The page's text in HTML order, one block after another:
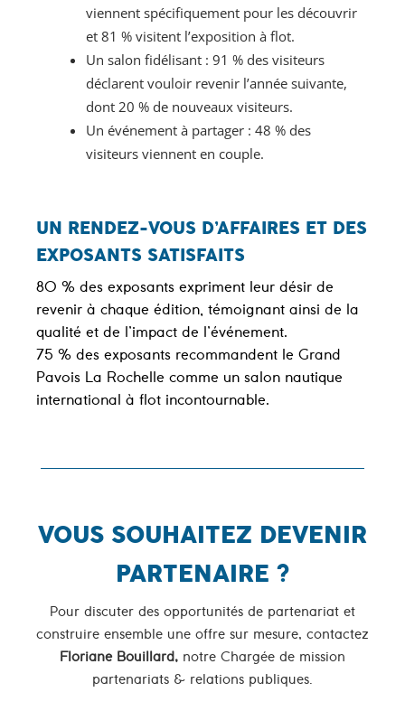
viennent spécifiquement pour les découvrir
et 81 % visitent l’exposition à flot.
Un salon fidélisant : 91 % des visiteurs
déclarent vouloir revenir l’année suivante,
dont 20 % de nouveaux visiteurs.
Un événement à partager : 48 % des
visiteurs viennent en couple.
UN RENDEZ-VOUS D’AFFAIRES ET DES
EXPOSANTS SATISFAITS
80 % des exposants expriment leur désir de
revenir à chaque édition, témoignant ainsi de la
qualité et de l’impact de l’événement.
75 % des exposants recommandent le Grand
Pavois La Rochelle comme un salon nautique
international à flot incontournable.
VOUS SOUHAITEZ DEVENIR
PARTENAIRE ?
Pour discuter des opportunités de partenariat et
construire ensemble une offre sur mesure, contactez
Floriane Bouillard,notre Chargée de mission
partenariats & relations publiques.